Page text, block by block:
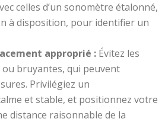
celles d’un sonomètre étalonné,
à disposition, pour identifier un
approprié : Évitez les
ou bruyantes, qui peuvent
Privilégiez un
et stable, et positionnez votre
distance raisonnable de la